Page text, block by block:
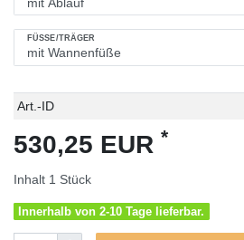
FÜSSE/TRÄGER
Technisches
Wert
Art.-ID
530,25 EUR *
Inhalt 1 Stück
Innerhalb von 2-10 Tage lieferbar.